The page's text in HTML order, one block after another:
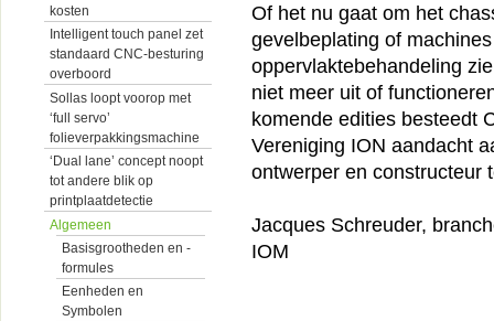
kosten
Intelligent touch panel zet
standaard CNC-besturing
overboord
Sollas loopt voorop met
‘full servo’
folieverpakkingsmachine
‘Dual lane’ concept noopt
tot andere blik op
printplaatdetectie
Algemeen
Basisgrootheden en -
formules
Eenheden en
Symbolen
Of het nu gaat om het
gevelbeplating of
oppervlaktebehandeling
niet meer uit of
komende edities besteedt
Vereniging ION aandacht
ontwerper en constructeur
Jacques Schreuder,
IOM